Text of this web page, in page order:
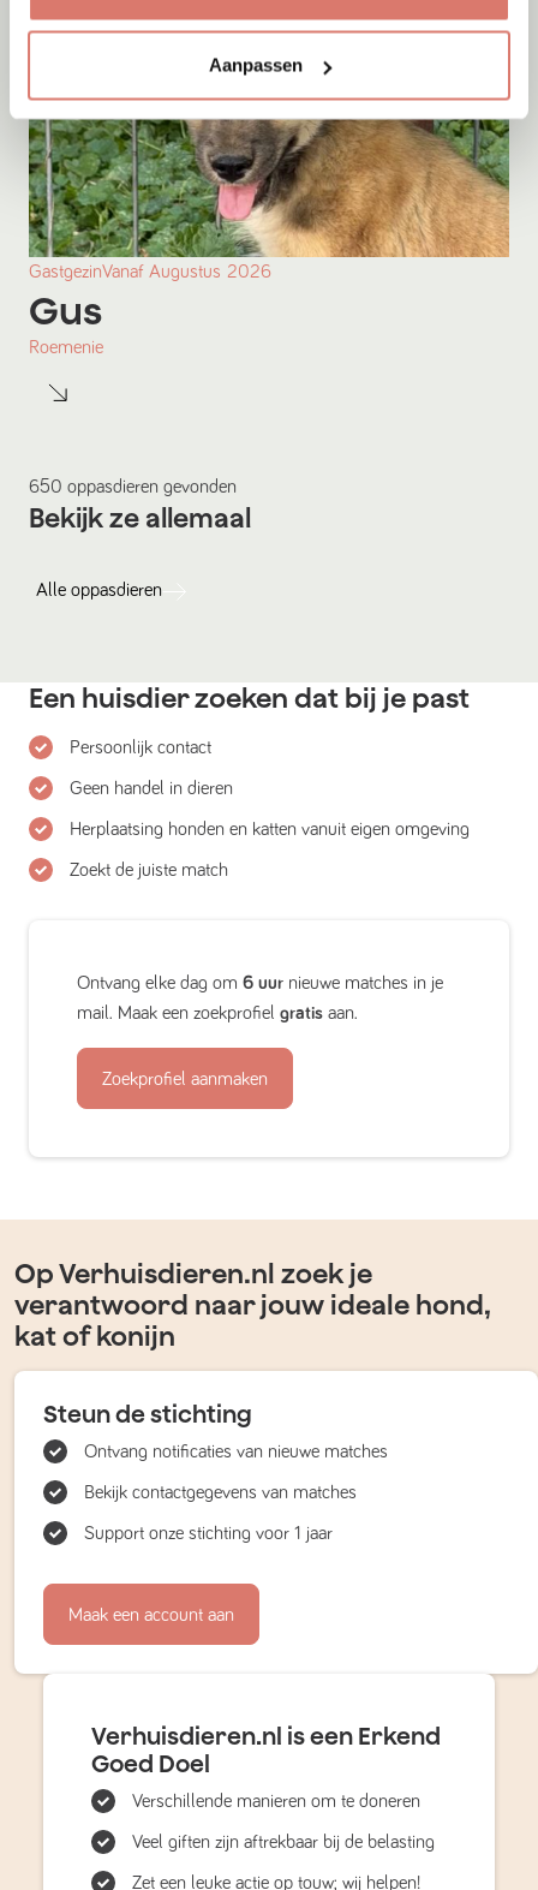
Aanpassen
GastgezinVanaf Augustus 2026
Gus
Roemenie
650 oppasdieren gevonden
Bekijk ze allemaal
Alle oppasdieren
Een huisdier zoeken dat bij je past
Persoonlijk contact
Geen handel in dieren
Herplaatsing honden en katten vanuit eigen omgeving
Zoekt de juiste match
Ontvang elke dag om 6 uur nieuwe matches in je
mail. Maak een zoekprofiel gratis aan.
Zoekprofiel aanmaken
Op Verhuisdieren.nl zoek je
verantwoord naar jouw ideale hond,
kat of konijn
Steun de stichting
Ontvang notificaties van nieuwe matches
Bekijk contactgegevens van matches
Support onze stichting voor 1 jaar
Maak een account aan
Verhuisdieren.nl is een Erkend
Goed Doel
Verschillende manieren om te doneren
Veel giften zijn aftrekbaar bij de belasting
Zet een leuke actie op touw; wij helpen!